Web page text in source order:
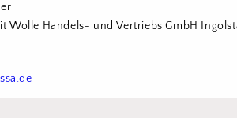
Wolle Handels- und Vertriebs GmbH